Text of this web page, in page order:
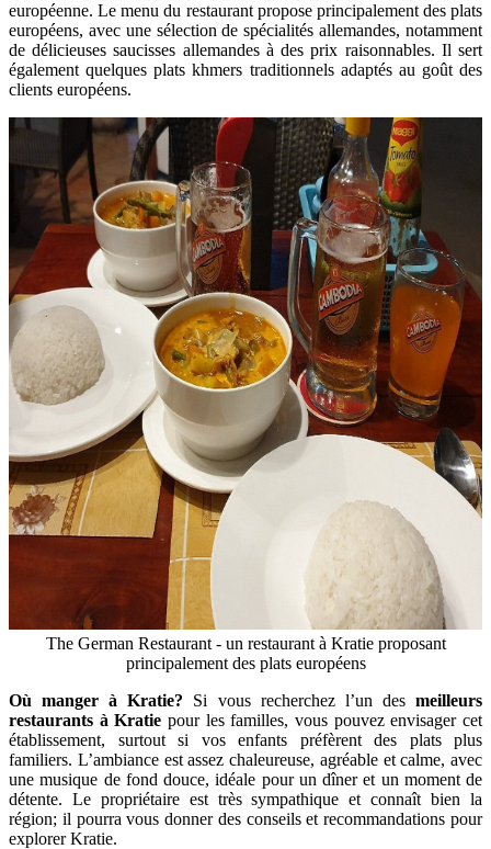
européenne. Le menu du restaurant propose principalement des plats
européens, avec une sélection de spécialités allemandes, notamment
de délicieuses saucisses allemandes à des prix raisonnables. Il sert
également quelques plats khmers traditionnels adaptés au goût des
clients européens.
The German Restaurant - un restaurant à Kratie proposant
principalement des plats européens
Où manger à Kratie? Si vous recherchez l’un desmeilleurs
restaurants à Kratie pour les familles, vous pouvez envisager cet
établissement, surtout si vos enfants préfèrent des plats plus
familiers. L’ambiance est assez chaleureuse, agréable et calme, avec
une musique de fond douce, idéale pour un dîner et un moment de
détente. Le propriétaire est très sympathique et connaît bien la
région; il pourra vous donner des conseils et recommandations pour
explorer Kratie.